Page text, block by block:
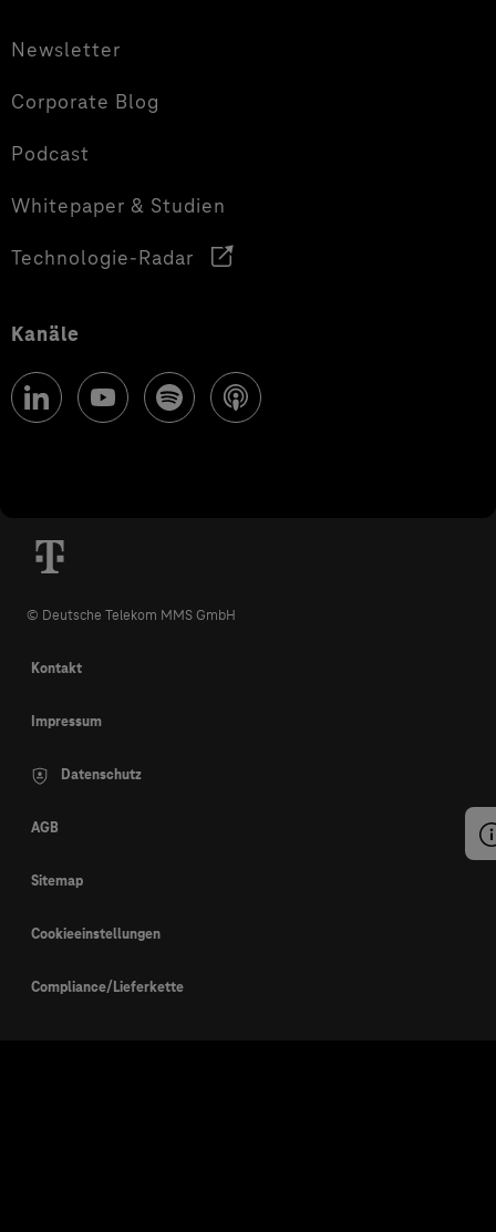
Newsletter
Corporate Blog
Podcast
Whitepaper & Studien
Technologie-Radar
Kanäle
© Deutsche Telekom MMS GmbH
Kontakt
Impressum
Datenschutz
AGB
Sitemap
Cookieeinstellungen
Compliance/Lieferkette